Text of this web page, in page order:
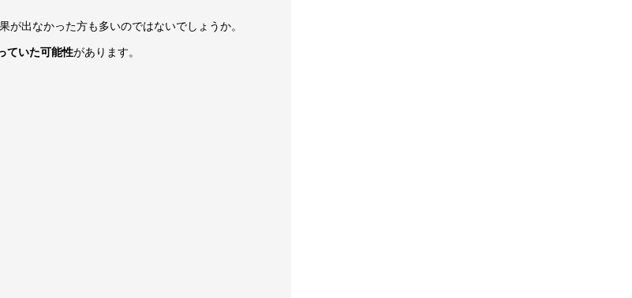
出なかった方も多いのではないでしょうか。
ていた可能性があります。